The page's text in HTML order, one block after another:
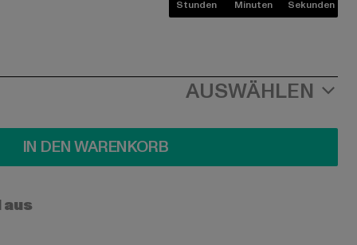
Stunden Minuten Sekunden
AUSWÄHLEN
IN DEN WARENKORB